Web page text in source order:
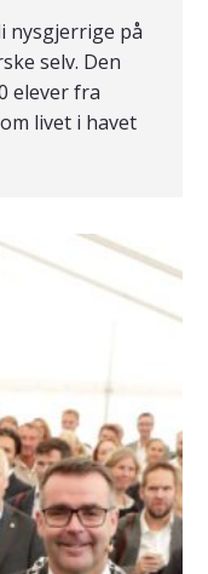
nysgjerrige på
selv. Den
elever fra
livet i havet